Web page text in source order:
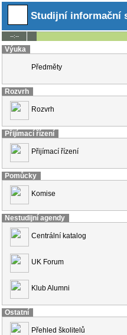
Studijní informační
--:--
Výuka
Předměty
Rozvrh
Rozvrh
Přijímací řízení
Přijímací řízení
Pomůcky
Komise
Nestudijní agendy
Centrální katalog
UK Forum
Klub Alumni
Ostatní
Přehled školitelů